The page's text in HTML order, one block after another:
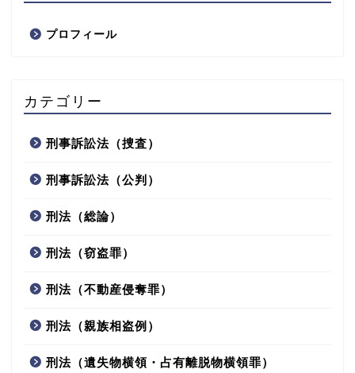
プロフィール
カテゴリー
刑事訴訟法（捜査）
刑事訴訟法（公判）
刑法（総論）
刑法（窃盗罪）
刑法（不動産侵奪罪）
刑法（親族相盗例）
刑法（遺失物横領・占有離脱物横領罪）